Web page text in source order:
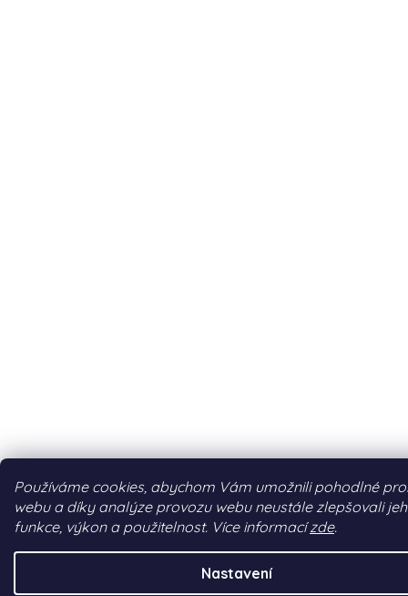
Používáme cookies, abychom Vám umožnili pohodlné
webu a díky analýze provozu webu neustále zlepšovali
funkce, výkon a použitelnost. Více informacízde.
Nastavení